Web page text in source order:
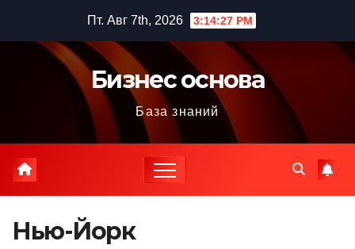
содержимому
Пт. Авг 7th, 2026 3:14:28 PM
Бизнес основа
База знаний
Нью-Йорк